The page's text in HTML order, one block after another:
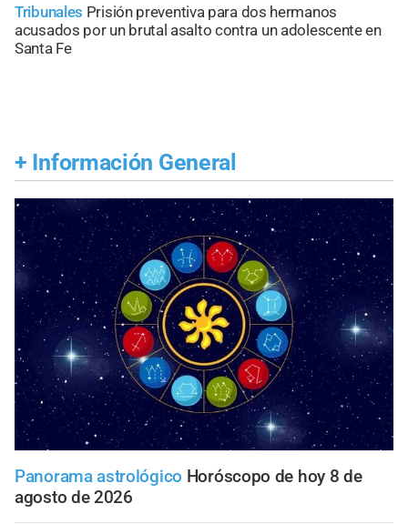
Tribunales Prisión preventiva para dos hermanos
acusados por un brutal asalto contra un adolescente en
Santa Fe
+ Información General
Panorama astrológico Horóscopo de hoy 8 de
agosto de 2026